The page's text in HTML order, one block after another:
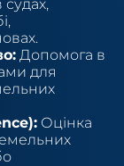
Допомога в
для
Оцінка